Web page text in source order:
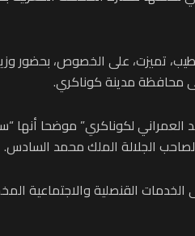
تميزت، على الخصوص، بحضور
محافظة مدينة كوناكري.
لكوناكري” موضحا أنها
لصاحب الجلالة الملك محمد السادس.
القنصلية والاجتماعية